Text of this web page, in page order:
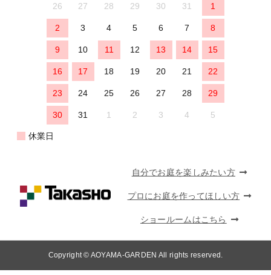
26 27 28 29 30 31 1
2 3 4 5 6 7 8
9 10 11 12 13 14 15
16 17 18 19 20 21 22
23 24 25 26 27 28 29
30 31 1 2 3 4 5
休業日
自分でお庭を楽しみたい方
プロにお庭を作ってほしい方
ショールームはこちら
Copyright © AOYAMA-GARDEN All rights reserved.